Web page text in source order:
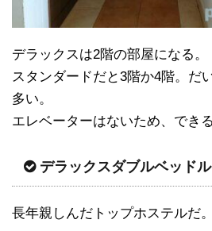
デラックスは2階の部屋になる。
スタンダードだと3階か4階。だ
多い。
エレベーターはないため、でき
デラックスダブルベッド
長年親しんだトップホステルだ